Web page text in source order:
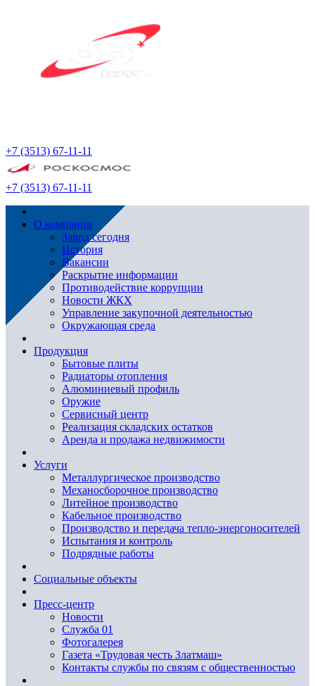
+7 (3513) 67-11-11
+7 (3513) 67-11-11
О компании
Завод сегодня
История
Вакансии
Раскрытие информации
Противодействие коррупции
Новости ЖКХ
Управление закупочной деятельностью
Окружающая среда
Продукция
Бытовые плиты
Радиаторы отопления
Алюминиевый профиль
Оружие
Сервисный центр
Реализация складских остатков
Аренда и продажа недвижимости
Услуги
Металлургическое производство
Механосборочное производство
Литейное производство
Кабельное производство
Производство и передача тепло-энергоносителей
Испытания и контроль
Подрядные работы
Социальные объекты
Пресс-центр
Новости
Служба 01
Фотогалерея
Газета «Трудовая честь Златмаш»
Контакты службы по связям с общественностью